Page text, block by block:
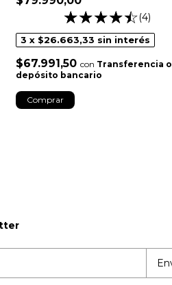
(4)
3 x $26.663,33 sin interés
$67.991,50 con Transferencia o
depósito bancario
Comprar